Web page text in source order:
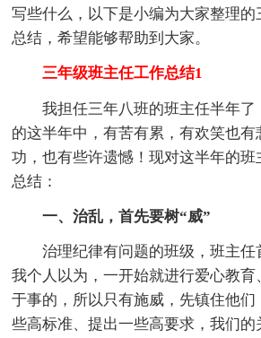
写些什么，以下是小编为大家整理
总结，希望能够帮助到大家。
三年级班主任工作总结1
我担任三年八班的班主任半年了
的这半年中，有苦有累，有欢笑也
功，也有些许遗憾！现对这半年的
总结：
一、治乱，首先要树“威”
治理纪律有问题的班级，班主任
我个人以为，一开始就进行爱心教
于事的，所以只有施威，先镇住他们
些高标准、提出一些高要求，我们